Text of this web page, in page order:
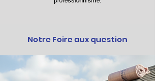
Notre Foire aux question